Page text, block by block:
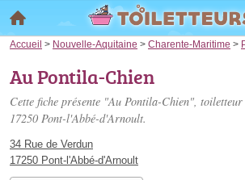
Accueil > Nouvelle-Aquitaine > Charente-Maritime >
Au Pontila-Chien
Cette fiche présente "Au Pontila-Chien",
17250 Pont-l'Abbé-d'Arnoult.
34 Rue de Verdun
17250 Pont-l'Abbé-d'Arnoult